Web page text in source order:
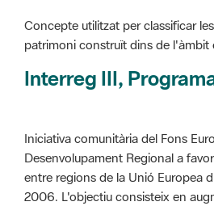
Concepte utilitzat per classificar
patrimoni construït dins de l'àmbit
Interreg III,
Iniciativa comunitària del Fons
Desenvolupament Regional a
entre regions de la Unió Europea
2006. L'objectiu consisteix en